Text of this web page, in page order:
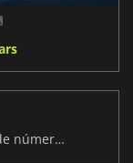
Sea of Stars ultrapassa a incrível marca de número de jogadores